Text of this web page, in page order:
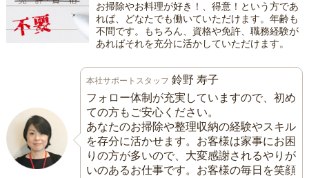
お掃除やお料理が好き！、得意！という方であ
れば、どなたでも働いていただけます。年齢も
不問です。もちろん、資格や免許、職務経験が
あればそれを充分に活かしていただけます。
本社サポートスタッフ 鈴野 寿子
フォロー体制が充実していますので、初め
ての方もご安心ください。
あなたのお掃除や整理収納の経験やスキル
を存分に活かせます。お客様は家事にお困
りの方が多いので、大変感謝されるやりが
いのあるお仕事です。お客様の毎日を笑顔